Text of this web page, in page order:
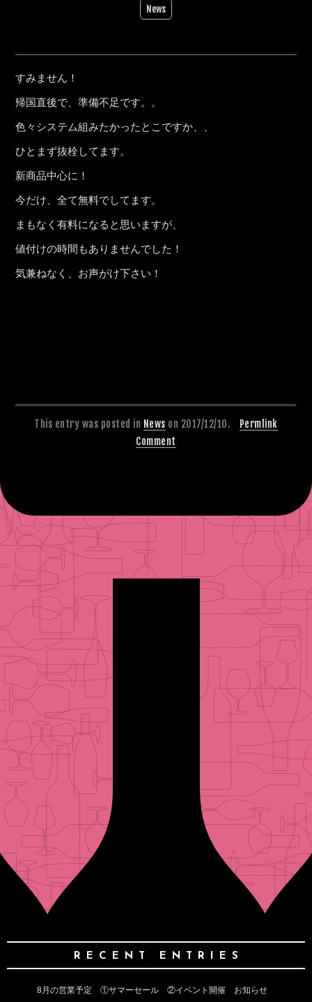
News
すみません！
帰国直後で、準備不足です。。
色々システム組みたかったとこですか、、
ひとまず抜栓してます。
新商品中心に！
今だけ、全て無料でしてます。
まもなく有料になると思いますが、
値付けの時間もありませんでした！
気兼ねなく、お声がけ下さい！
This entry was posted in News on 2017/12/10.
Permlink
Comment
RECENT ENTRIES
8月の営業予定 ①サマーセール ②イベント開催 お知らせ